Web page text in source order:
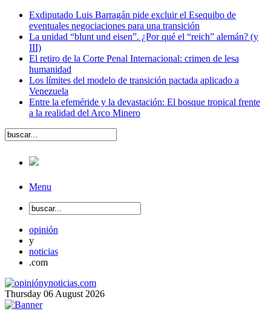
Exdiputado Luis Barragán pide excluir el Esequibo de
eventuales negociaciones para una transición
La unidad “blunt und eisen”. ¿Por qué el “reich” alemán? (y
III)
El retiro de la Corte Penal Internacional: crimen de lesa
humanidad
Los límites del modelo de transición pactada aplicado a
Venezuela
Entre la efeméride y la devastación: El bosque tropical frente
a la realidad del Arco Minero
Menu
opinión
y
noticias
.com
Thursday 06 August 2026